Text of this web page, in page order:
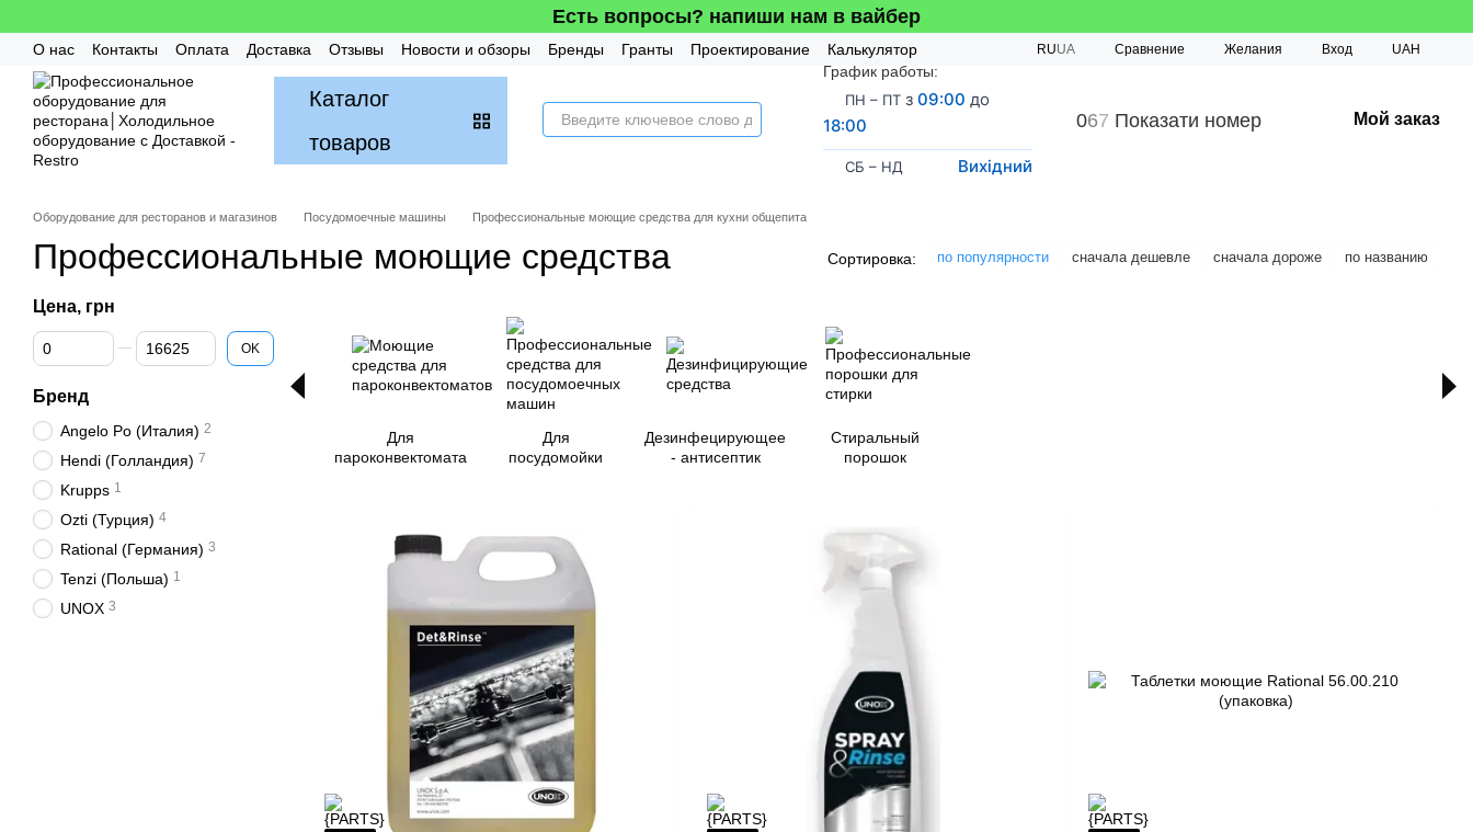
Есть вопросы? напиши нам в вайбер
О нас Контакты Оплата Доставка Отзывы Новости и обзоры Бренды Гранты Проектирование
Калькулятор
Гарантия
RUUA Сравнение Желания Вход UAH
Каталог
товаров
График работы:
ПН – ПТ з09:00 до
18:00
СБ – НД Вихідний
067 Показати номер Мой заказ
Оборудование для ресторанов и магазинов Посудомоечные машины Профессиональные моющие средства для кухни общепита
Профессиональные моющие средства Сортировка: по популярности сначала дешевле сначала дороже по названию
Для
пароконвектомата
Для
посудомойки
Дезинфецирующее
- антисептик
Стиральный
порошок
Цена, грн
От Цена, грн
До Цена, грн OK
Бренд
Angelo Po (Италия) 2
Hendi (Голландия) 7
Krupps 1
Ozti (Турция) 4
Rational (Германия) 3
Tenzi (Польша) 1
UNOX 3